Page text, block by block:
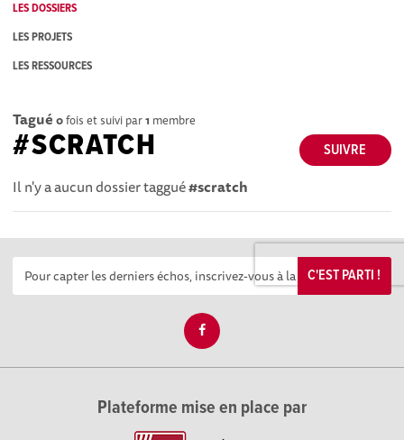
LES DOSSIERS
LES PROJETS
LES RESSOURCES
Tagué 0fois et suivi par1 membre
SUIVRE
#SCRATCH
Il n'y a aucun dossier taggué#scratch
C'EST PARTI !
Plateforme mise en place par